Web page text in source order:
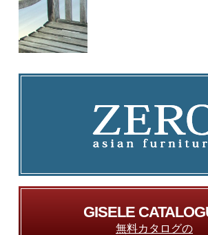
GISELE
無料カタログの